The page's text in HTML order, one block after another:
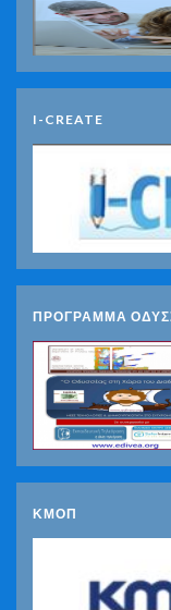
I-CREATE
ΠΡΟΓΡΑΜΜΑ
ΚΜΟΠ